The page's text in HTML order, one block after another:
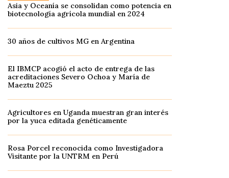
Asia y Oceanía se consolidan como potencia en
biotecnología agrícola mundial en 2024
30 años de cultivos MG en Argentina
El IBMCP acogió el acto de entrega de las
acreditaciones Severo Ochoa y María de
Maeztu 2025
Agricultores en Uganda muestran gran interés
por la yuca editada genéticamente
Rosa Porcel reconocida como Investigadora
Visitante por la UNTRM en Perú